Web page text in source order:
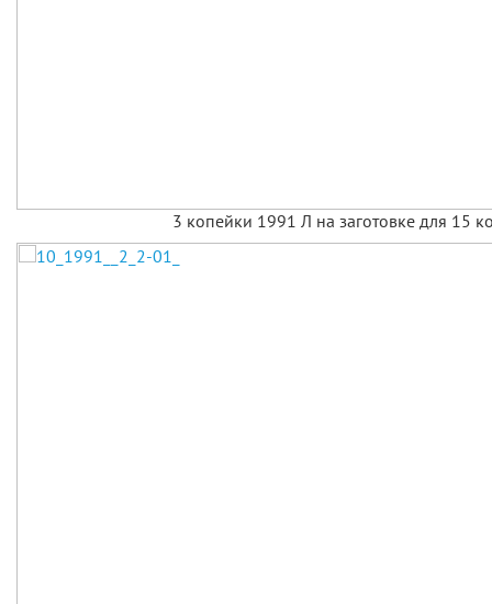
3 копейки 1991 Л на заготовке для 15